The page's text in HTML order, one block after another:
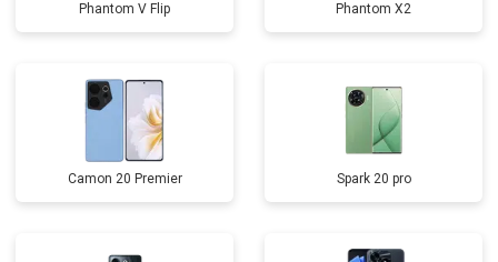
Phantom V Flip Phantom X2
Camon 20 Premier Spark 20 pro